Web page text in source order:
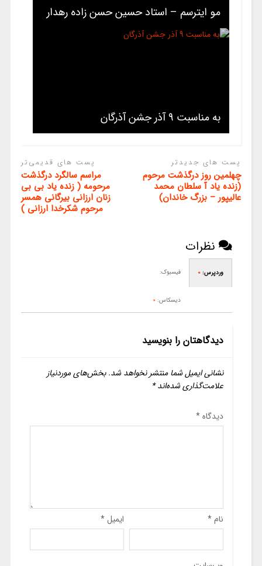
مو ایترسم – استاد حسین حسن زاده رهدار
به مناسبت 9 آذر جشن آذرگان
پست های جدیدتر
چهلمین روز درگذشت مرحوم
(زنده یاد آ سلطان محمد
عالیپور – بزرگ خاندان)
پست های قدیمی‌تر
مراسم سالگرد درگذشت
مرحومه ( زنده یاد بی بی
زنان ارزانی بیرگانی همسر
مرحوم شکرخدا ارزانی )
نظرات
وردپرس: 0 فیسبوک:
دیسکاس: 0
دیدگاهتان را بنویسید
نشانی ایمیل شما منتشر نخواهد شد. بخش‌های موردنیاز
علامت‌گذاری شده‌اند*
دیدگاه*
نام* ایمیل*